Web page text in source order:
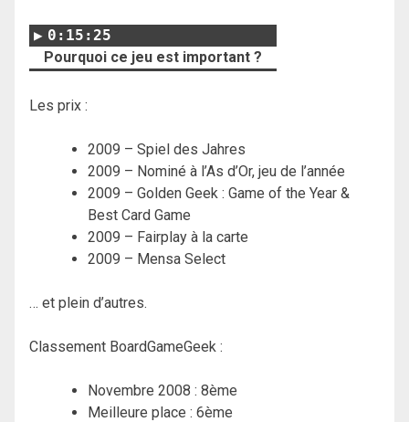
0:15:25
Pourquoi ce jeu est important ?
Les prix :
2009 – Spiel des Jahres
2009 – Nominé à l’As d’Or, jeu de l’année
2009 – Golden Geek : Game of the Year &
Best Card Game
2009 – Fairplay à la carte
2009 – Mensa Select
… et plein d’autres.
Classement BoardGameGeek :
Novembre 2008 : 8ème
Meilleure place : 6ème